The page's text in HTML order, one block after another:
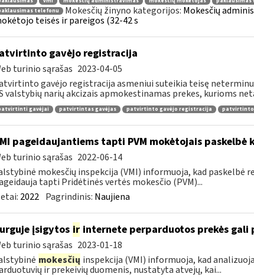
telefonu
Mokesčių žinyno kategorijos: Mokesčių
teisės ir pareigos (32-42 s
gavėjo registracija
turinio sąrašas 2023-04-05
gavėjo registracija asmeniui suteikia teisę
valstybių narių akcizais apmokestinamas prekes, kurioms
gavėjai patvirtintas gavėjas patvirtinto gavėjo registracija patvirtinto
pageidaujantiems tapti PVM mokėtojais paskelbė
turinio sąrašas 2022-06-14
mokesčių inspekcija (VMI) informuoja, kad paskelbė
tapti Pridėtinės vertės mokesčio (PVM)...
2022 Pagrindinis: Naujiena
įsigytos irinternete perparduotos prekės gali
turinio sąrašas 2023-01-18
mokesčių inspekcija (VMI) informuoja, kad
ir prekeivių duomenis, nustatyta atvejų, kai...